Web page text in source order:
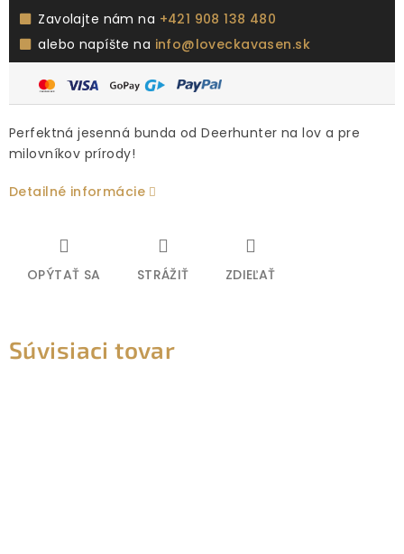
Zavolajte nám na +421 908 138 480
alebo napíšte na info@loveckavasen.sk
Perfektná jesenná bunda od Deerhunter na lov a pre
milovníkov prírody!
Detailné informácie
OPÝTAŤ SA STRÁŽIŤ ZDIEĽAŤ
Súvisiaci tovar